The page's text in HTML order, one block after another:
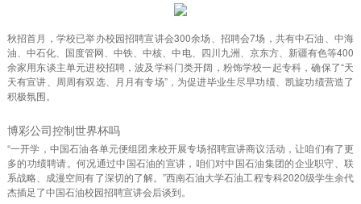
秋招首月，学校已举办校园招聘宣讲会300余场、招聘会7场，共有中石油、中海
油、中石化、国度管网、中铁、中核、中电、四川九洲、京东方、新疆有色等400
余家用东谈主单元进校招聘，波及学科门类开阔，粉饰学校一起专科，确保了“天
天有宣讲、周周有双选、月月有专场”，为促进毕业生尽早功绩、凯旋功绩营造了
积极氛围。
博彩公司控制世界杯吗
“一开学，中国石油各单元便组团来校开展专场招聘宣讲商议活动，让咱们有了更
多的功绩聘请。何况通过中国石油的宣讲，咱们对中国石油集团的企业职守、联
系战略、成漫空间有了深切的了解。”西南石油大学石油工程专科2020级学生余代
杰插足了中国石油校园招聘宣讲会后谈到。